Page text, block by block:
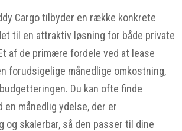
Cargo tilbyder en række konkrete
til en attraktiv løsning for både private
af de primære fordele ved at lease
forudsigelige månedlige omkostning,
Du kan ofte finde
en månedlig ydelse, der er
og skalerbar, så den passer til dine